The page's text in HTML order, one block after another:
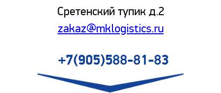
Сретенский тупик д.2
zakaz@mklogistics.ru
+7(905)588-81-83